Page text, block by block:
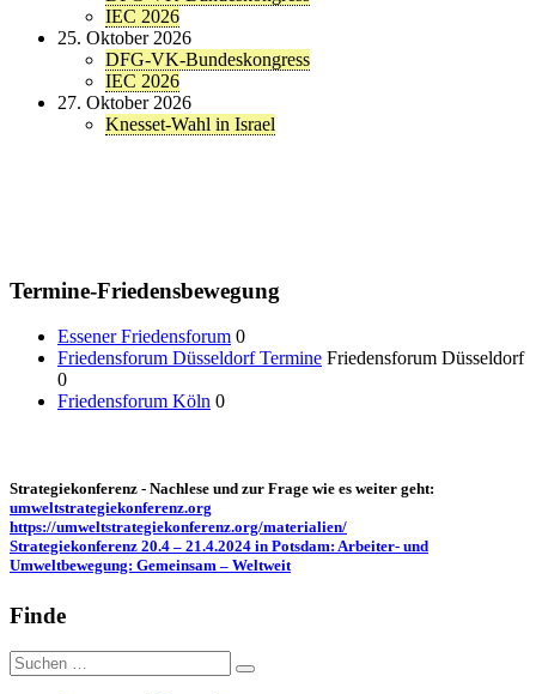
IEC 2026
25. Oktober 2026
DFG-VK-Bundeskongress
IEC 2026
27. Oktober 2026
Knesset-Wahl in Israel
Termine-Friedensbewegung
Essener Friedensforum 0
Friedensforum Düsseldorf Termine Friedensforum Düsseldorf
0
Friedensforum Köln 0
Strategiekonferenz - Nachlese und zur Frage wie es weiter geht:
umweltstrategiekonferenz.org
https://umweltstrategiekonferenz.org/materialien/
Strategiekonferenz 20.4 – 21.4.2024 in Potsdam: Arbeiter- und
Umweltbewegung: Gemeinsam – Weltweit
Finde
Suche
nach: